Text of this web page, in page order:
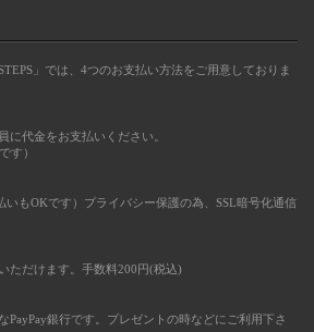
」では、4つのお支払い方法をご用意しておりま
に代金をお支払いください。
す）
いもOKです）プライバシー保護の為、SSL暗号化通信
ただけます。手数料200円(税込)
PayPay銀行です。プレゼントの時などにご利用下さ